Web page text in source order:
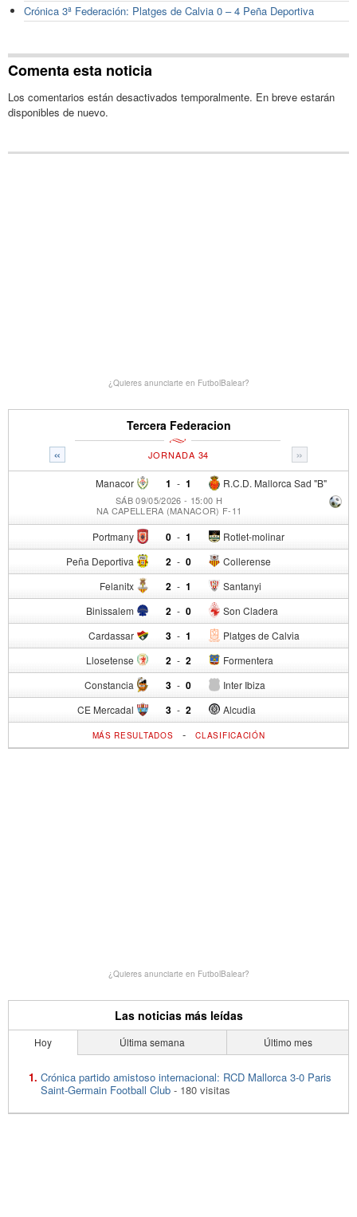
Crónica 3ª Federación: Platges de Calvia 0 – 4 Peña Deportiva
Comenta esta noticia
Los comentarios están desactivados temporalmente. En breve estarán
disponibles de nuevo.
¿Quieres anunciarte en FutbolBalear?
Tercera Federacion
« »
JORNADA 34
Manacor 1 - R.C.D. Mallorca Sad "B"
1
SÁB 09/05/2026 - 15:00 H
NA CAPELLERA (MANACOR) F-11
Portmany 0 - Rotlet-molinar
1
Peña Deportiva 2 - Collerense
0
Felanitx 2 - Santanyi
1
Binissalem 2 - Son Cladera
0
Cardassar 3 - Platges de Calvia
1
Llosetense 2 - Formentera
2
Constancia 3 - Inter Ibiza
0
CE Mercadal 3 - Alcudia
2
MÁS RESULTADOS -CLASIFICACIÓN
¿Quieres anunciarte en FutbolBalear?
Las noticias más leídas
Hoy Última semana Último mes
Crónica partido amistoso internacional: RCD Mallorca 3-0 Paris
Saint-Germain Football Club - 180 visitas